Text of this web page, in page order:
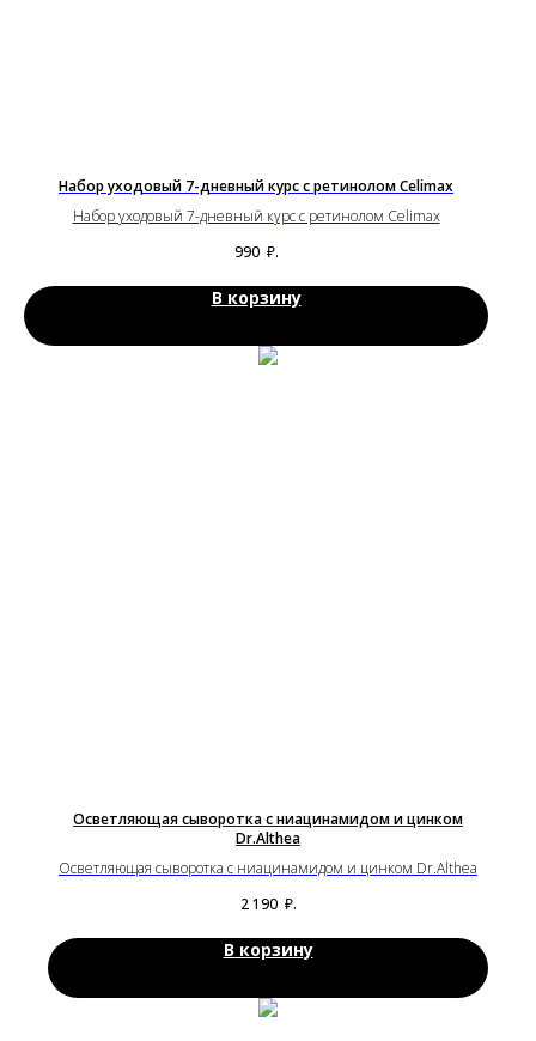
Набор уходовый 7-дневный курс с ретинолом Celimax
Набор уходовый 7-дневный курс с ретинолом Celimax
990 ₽.
В корзину
Осветляющая сыворотка с ниацинамидом и цинком
Dr.Althea
Осветляющая сыворотка с ниацинамидом и цинком Dr.Althea
2 190 ₽.
В корзину